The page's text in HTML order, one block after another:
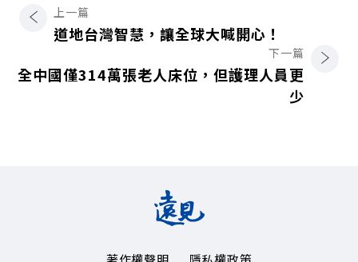
上一篇
道地台灣智慧，讓全球大喊開心！
下一篇
全中國僅314萬張老人床位，但護理人員更
少